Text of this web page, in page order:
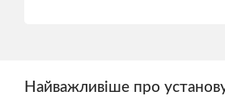
Найважливіше про